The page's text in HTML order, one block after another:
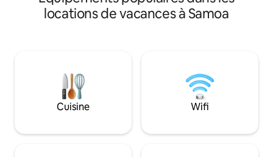
profiter d'un séjour confortable sans se
sentir à l'étroit comme dans un hôtel.
visites aux Samoa. CARACTERISTIQUES
⭐ principales ✔ À 5 minutes d'Apia
✔ Logement spacieux pour les familles
ou les groupes ✔ Wi-Fi gratuit et illimité
véranda pour la vie en plein air
de cocotiers, de
isolées et d'eaux
terrain sont
espace privé.
intacte qui vous
salle de bain
locations de vacances à Samoa
Cuisine Wifi